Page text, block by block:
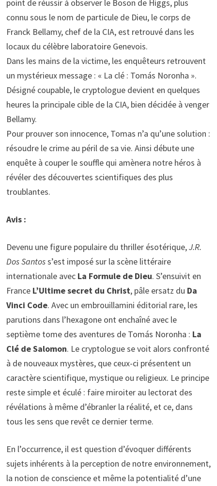
point de réussir à observer le Boson de Higgs, plus
connu sous le nom de particule de Dieu, le corps de
Franck Bellamy, chef de la CIA, est retrouvé dans les
locaux du célèbre laboratoire Genevois.
Dans les mains de la victime, les enquêteurs retrouvent
un mystérieux message : « La clé : Tomás Noronha ».
Désigné coupable, le cryptologue devient en quelques
heures la principale cible de la CIA, bien décidée à venger
Bellamy.
Pour prouver son innocence, Tomas n’a qu’une solution :
résoudre le crime au péril de sa vie. Ainsi débute une
enquête à couper le souffle qui amènera notre héros à
révéler des découvertes scientifiques des plus
troublantes.
Avis :
Devenu une figure populaire du thriller ésotérique,J.R.
Dos Santoss’est imposé sur la scène littéraire
internationale avec La Formule de Dieu. S’ensuivit en
France L’Ultime secret du Christ, pâle ersatz du Da
Vinci Code. Avec un embrouillamini éditorial rare, les
parutions dans l’hexagone ont enchaîné avec le
septième tome des aventures de Tomás Noronha : La
Clé de Salomon. Le cryptologue se voit alors confronté
à de nouveaux mystères, que ceux-ci présentent un
caractère scientifique, mystique ou religieux. Le principe
reste simple et éculé : faire miroiter au lectorat des
révélations à même d’ébranler la réalité, et ce, dans
tous les sens que revêt ce dernier terme.
En l’occurrence, il est question d’évoquer différents
sujets inhérents à la perception de notre environnement,
la notion de conscience et même la potentialité d’une